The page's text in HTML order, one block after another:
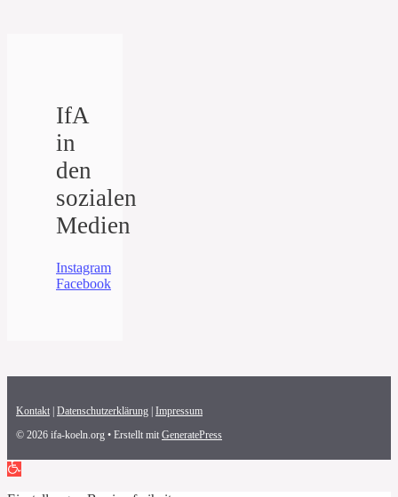
IfA
in
den
sozialen
Medien
Instagram
Facebook
Kontakt | Datenschutzerklärung | Impressum
© 2026 ifa-koeln.org • Erstellt mit GeneratePress
Open toolbar